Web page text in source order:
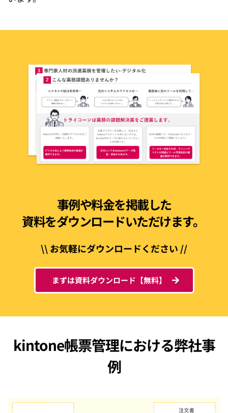
事例や料金を掲載した
資料をダウンロードいただけます。
\\ お気軽にダウンロードください //
まずは資料ダウンロード【無料】
kintone帳票管理における弊社事
例